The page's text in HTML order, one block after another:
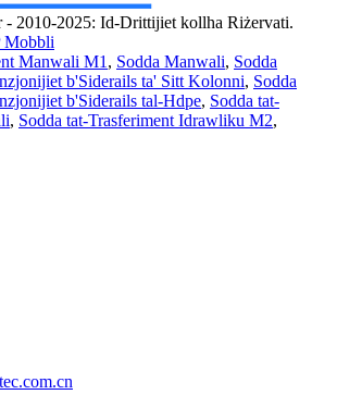
2010-2025: Id-Drittijiet kollha Riżervati.
Mobbli
Manwali M1 , Sodda Manwali, Sodda
b'Siderails ta' Sitt Kolonni, Sodda
b'Siderails tal-Hdpe, Sodda tat-
, Sodda tat-Trasferiment Idrawliku M2,